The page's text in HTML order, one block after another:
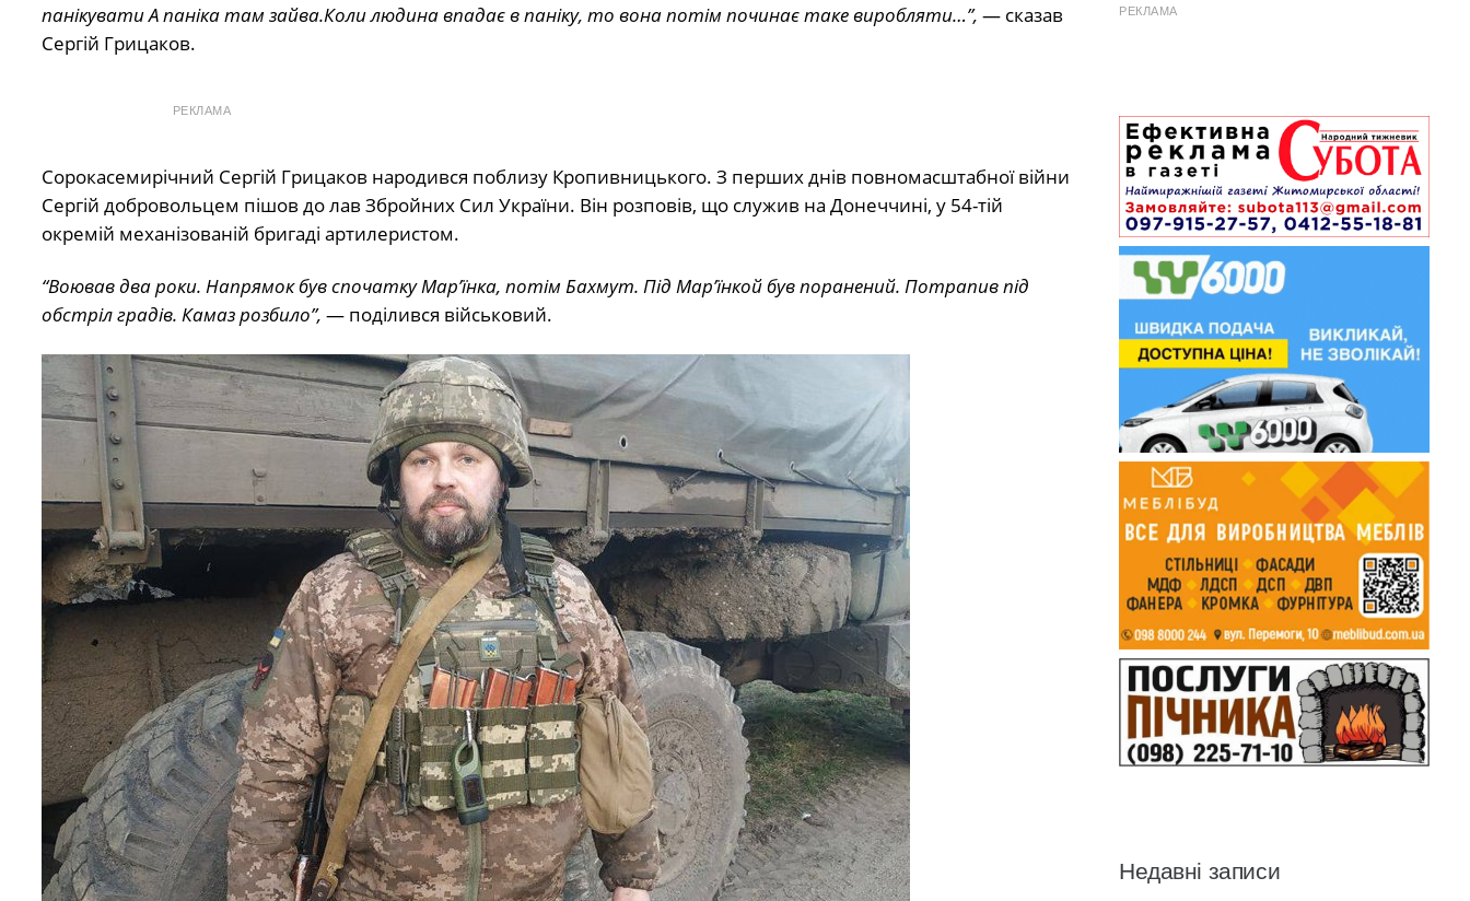
панікувати А паніка там зайва.Коли людина впадає в паніку, то вона потім починає таке виробляти…”, — сказав
Сергій Грицаков.
РЕКЛАМА
Сорокасемирічний Сергій Грицаков народився поблизу Кропивницького. З перших днів повномасштабної війни
Сергій добровольцем пішов до лав Збройних Сил України. Він розповів, що служив на Донеччині, у 54-тій
окремій механізованій бригаді артилеристом.
“Воював два роки. Напрямок був спочатку Мар’їнка, потім Бахмут. Під Мар’їнкой був поранений. Потрапив під
обстріл градів. Камаз розбило”, — поділився військовий.
РЕКЛАМА
Недавні записи